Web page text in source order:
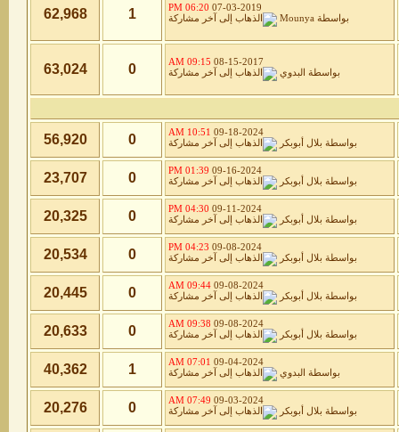
07-03-2019
06:20 PM
بواسطة Mounya
1
62,968
08-15-2017
09:15 AM
بواسطة
البدوي 0
63,024
09-18-2024
10:51 AM
بواسطة بلال أبوبكر 0
56,920
09-16-2024
01:39 PM
بواسطة بلال أبوبكر 0
23,707
09-11-2024
04:30 PM
بواسطة بلال أبوبكر 0
20,325
09-08-2024
04:23 PM
بواسطة بلال أبوبكر 0
20,534
09-08-2024
09:44 AM
بواسطة بلال أبوبكر 0
20,445
09-08-2024
09:38 AM
بواسطة بلال أبوبكر 0
20,633
09-04-2024
07:01 AM
بواسطة
البدوي 1
40,362
09-03-2024
07:49 AM
بواسطة بلال أبوبكر 0
20,276